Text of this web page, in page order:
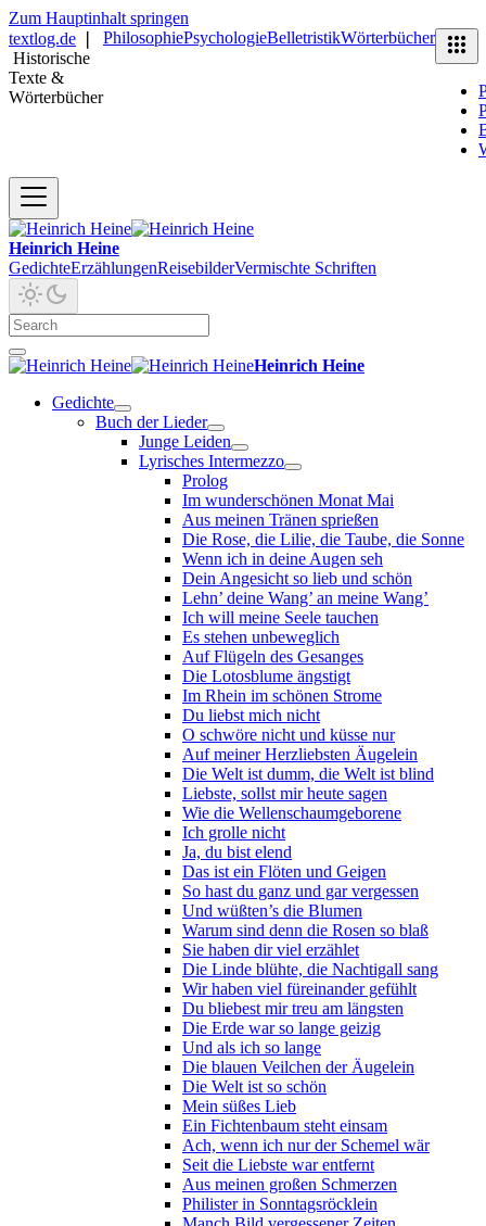
Zum Hauptinhalt springen
textlog.de
Historische
Texte &
Wörterbücher
PhilosophiePsychologieBelletristikWörterbücher
Heinrich Heine
GedichteErzählungenReisebilderVermischte Schriften
Heinrich Heine
Gedichte
Buch der Lieder
Junge Leiden
Lyrisches Intermezzo
Prolog
Im wunderschönen Monat Mai
Aus meinen Tränen sprießen
Die Rose, die Lilie, die Taube, die Sonne
Wenn ich in deine Augen seh
Dein Angesicht so lieb und schön
Lehn’ deine Wang’ an meine Wang’
Ich will meine Seele tauchen
Es stehen unbeweglich
Auf Flügeln des Gesanges
Die Lotosblume ängstigt
Im Rhein im schönen Strome
Du liebst mich nicht
O schwöre nicht und küsse nur
Auf meiner Herzliebsten Äugelein
Die Welt ist dumm, die Welt ist blind
Liebste, sollst mir heute sagen
Wie die Wellenschaumgeborene
Ich grolle nicht
Ja, du bist elend
Das ist ein Flöten und Geigen
So hast du ganz und gar vergessen
Und wüßten’s die Blumen
Warum sind denn die Rosen so blaß
Sie haben dir viel erzählet
Die Linde blühte, die Nachtigall sang
Wir haben viel füreinander gefühlt
Du bliebest mir treu am längsten
Die Erde war so lange geizig
Und als ich so lange
Die blauen Veilchen der Äugelein
Die Welt ist so schön
Mein süßes Lieb
Ein Fichtenbaum steht einsam
Ach, wenn ich nur der Schemel wär
Seit die Liebste war entfernt
Aus meinen großen Schmerzen
Philister in Sonntagsröcklein